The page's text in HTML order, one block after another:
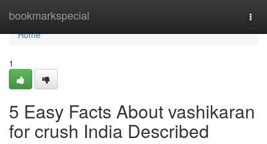
bookmarkspecial
Home
Home
1
5 Easy Facts About vashikaran
for crush India Described